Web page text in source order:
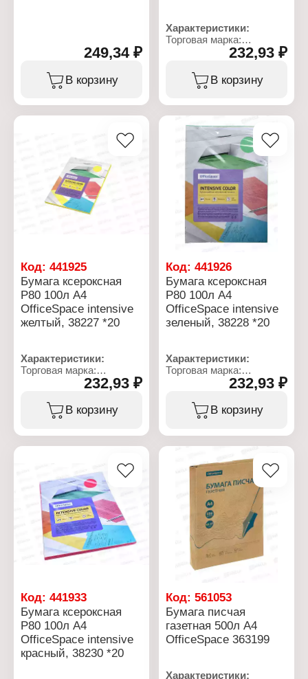
249,34 ₽
В корзину
Характеристики:
Торговая марка:
Серия: Intensive
Тип товара: Бумага
офисной техники
Цвет: голубой
Формат: А4
Количество: 100 листов
Плотность: 80 г/м2
Непрозрачность, %: 92
232,93 ₽
В корзину
Код: 441925
Бумага ксероксная
P80 100л А4
OfficeSpace intensive
желтый, 38227 *20
Характеристики:
Торговая марка:
Серия: Intensive
Тип товара: Бумага
Цвет: желтый
Формат: А4
Количество: 100 листов
Плотность: 80 г/м2
Непрозрачность, %: 92
232,93 ₽
В корзину
Код:441926
Бумага ксероксная
P80 100л А4
OfficeSpace intensive
зеленый, 38228 *20
Характеристики:
Торговая марка:
Серия: Intensive
Тип товара: Бумага
офисной техники
Цвет: зеленый
Формат: А4
Количество: 100 листов
Плотность: 80 г/м2
Непрозрачность, %: 92
232,93 ₽
В корзину
Код: 441933
Бумага ксероксная
P80 100л А4
OfficeSpace intensive
красный, 38230 *20
Код:561053
Бумага писчая
газетная 500л А4
OfficeSpace 363199
Характеристики: